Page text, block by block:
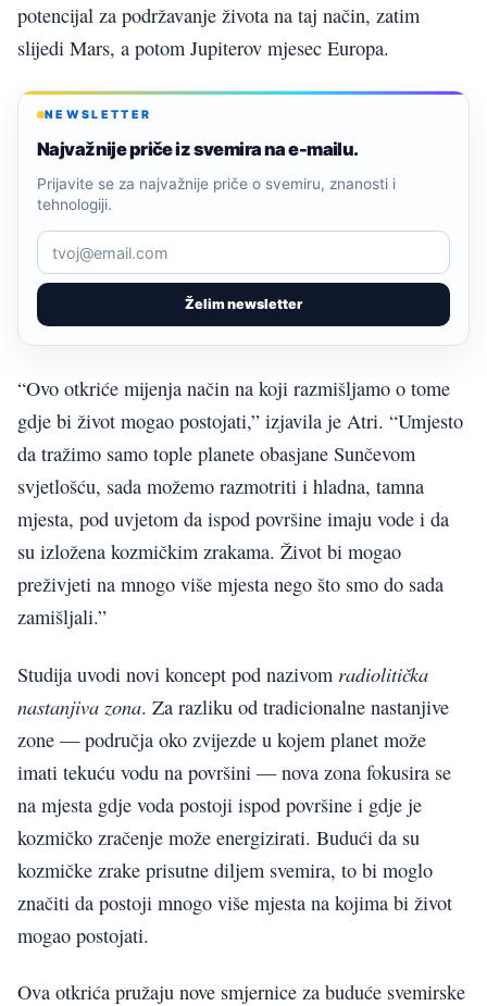
potencijal za podržavanje života na taj način, zatim
slijedi Mars, a potom Jupiterov mjesec Europa.
NEWSLETTER
Najvažnije priče iz svemira na e-mailu.
Želim newsletter
Prijavite se za najvažnije priče o svemiru, znanosti i
tehnologiji.
“Ovo otkriće mijenja način na koji razmišljamo o tome
gdje bi život mogao postojati,” izjavila je Atri. “Umjesto
da tražimo samo tople planete obasjane Sunčevom
svjetlošću, sada možemo razmotriti i hladna, tamna
mjesta, pod uvjetom da ispod površine imaju vode i da
su izložena kozmičkim zrakama. Život bi mogao
preživjeti na mnogo više mjesta nego što smo do sada
zamišljali.”
Studija uvodi novi koncept pod nazivom radiolitička
nastanjiva zona. Za razliku od tradicionalne nastanjive
zone — područja oko zvijezde u kojem planet može
imati tekuću vodu na površini — nova zona fokusira se
na mjesta gdje voda postoji ispod površine i gdje je
kozmičko zračenje može energizirati. Budući da su
kozmičke zrake prisutne diljem svemira, to bi moglo
značiti da postoji mnogo više mjesta na kojima bi život
mogao postojati.
Ova otkrića pružaju nove smjernice za buduće svemirske